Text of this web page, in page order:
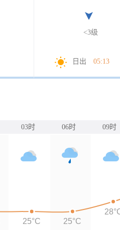
<3级
日出 05:13
03时 06时 09时
25°C 25°C